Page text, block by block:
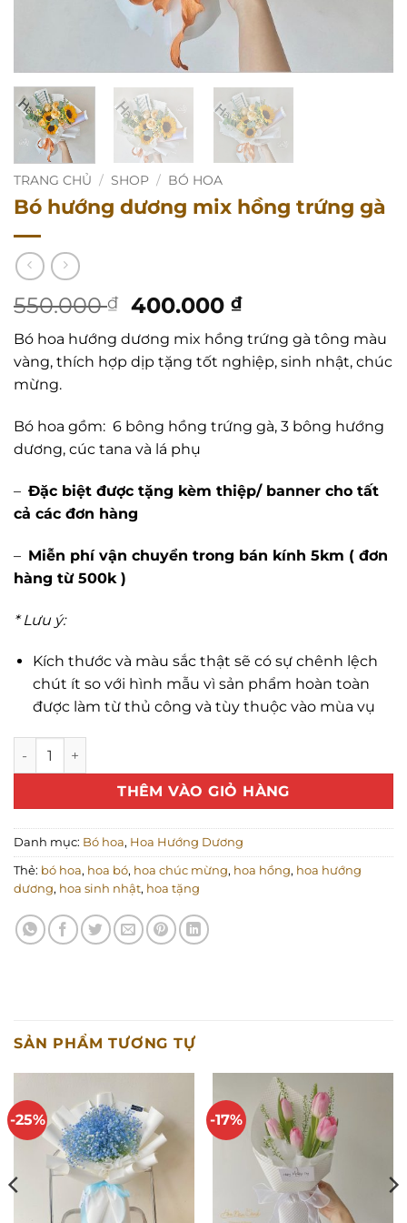
TRANG CHỦ / SHOP / BÓ HOA
Bó hướng dương mix hồng trứng gà
550.000₫
Giá
là:
550.000 ₫.
400.000₫Giá
hiện
tại
là:
Bó hoa hướng dương mix hồng trứng gà tông màu
vàng, thích hợp dịp tặng tốt nghiệp, sinh nhật, chúc
mừng.
Bó hoa gồm: 6 bông hồng trứng gà, 3 bông hướng
dương, cúc tana và lá phụ
– Đặc biệt được tặng kèm thiệp/ banner cho tất
cả các đơn hàng
– Miễn phí vận chuyển trong bán kính 5km ( đơn
hàng từ 500k )
* Lưu ý:
Kích thước và màu sắc thật sẽ có sự chênh lệch
chút ít so với hình mẫu vì sản phẩm hoàn toàn
được làm từ thủ công và tùy thuộc vào mùa vụ
Bó hướng dương mix hồng trứng gà số lượng
THÊM VÀO GIỎ HÀNG
Danh mục: Bó hoa, Hoa Hướng Dương
Thẻ: bó hoa, hoa bó, hoa chúc mừng, hoa hồng, hoa hướng
dương, hoa sinh nhật, hoa tặng
SẢN PHẨM TƯƠNG TỰ
-25% -17%